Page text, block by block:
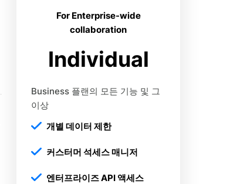
For Enterprise-wide
collaboration
Individual
Business 플랜의 모든 기능 및 그
이상
개별 데이터 제한
커스터머 석세스 매니저
엔터프라이즈 API 액세스